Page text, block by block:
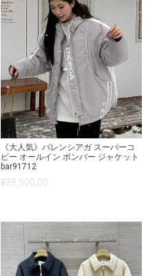
《大人気》バレンシアガ スーパーコ
ピー オールイン ボンバー ジャケット
bar91712
¥33,500.00